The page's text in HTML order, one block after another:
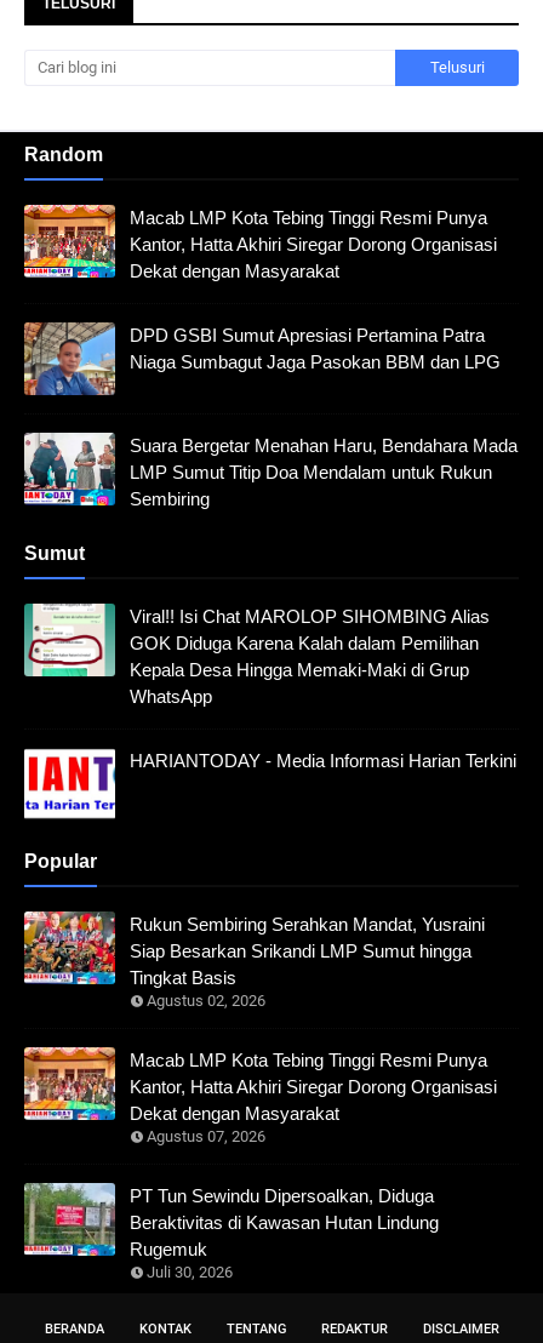
Random
Macab LMP Kota Tebing Tinggi Resmi Punya
Kantor, Hatta Akhiri Siregar Dorong Organisasi
Dekat dengan Masyarakat
DPD GSBI Sumut Apresiasi Pertamina Patra
Niaga Sumbagut Jaga Pasokan BBM dan LPG
Suara Bergetar Menahan Haru, Bendahara Mada
LMP Sumut Titip Doa Mendalam untuk Rukun
Sembiring
Sumut
Viral!! Isi Chat MAROLOP SIHOMBING Alias
GOK Diduga Karena Kalah dalam Pemilihan
Kepala Desa Hingga Memaki-Maki di Grup
WhatsApp
HARIANTODAY - Media Informasi Harian Terkini
Popular
Rukun Sembiring Serahkan Mandat, Yusraini
Siap Besarkan Srikandi LMP Sumut hingga
Tingkat Basis
Agustus 02, 2026
Macab LMP Kota Tebing Tinggi Resmi Punya
Kantor, Hatta Akhiri Siregar Dorong Organisasi
Dekat dengan Masyarakat
Agustus 07, 2026
PT Tun Sewindu Dipersoalkan, Diduga
Beraktivitas di Kawasan Hutan Lindung
Rugemuk
Juli 30, 2026
BERANDA KONTAK TENTANG REDAKTUR DISCLAIMER